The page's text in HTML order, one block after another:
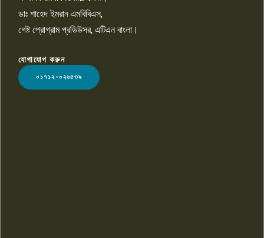
LOGO
ডাঃ শাহেদ ইমরান এমবিবিএস,
গেষ্ট প্রোগ্রাম প্রডিউসর, এটিএন বাংলা।
যোগাযোগ করুন
০১৭১২-০২৬৫৩৯